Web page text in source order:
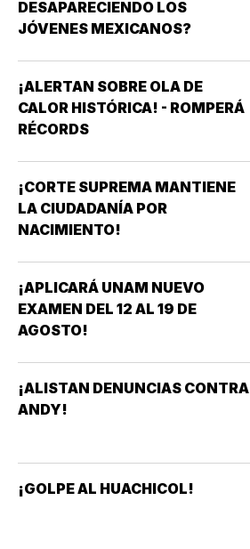
DESAPARECIENDO LOS
JÓVENES MEXICANOS?
¡ALERTAN SOBRE OLA DE
CALOR HISTÓRICA! - ROMPERÁ
RÉCORDS
¡CORTE SUPREMA MANTIENE
LA CIUDADANÍA POR
NACIMIENTO!
¡APLICARÁ UNAM NUEVO
EXAMEN DEL 12 AL 19 DE
AGOSTO!
¡ALISTAN DENUNCIAS CONTRA
ANDY!
¡GOLPE AL HUACHICOL!